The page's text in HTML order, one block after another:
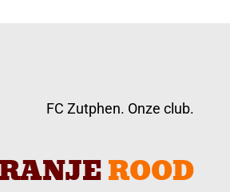
FC Zutphen. Onze club.
ROOD